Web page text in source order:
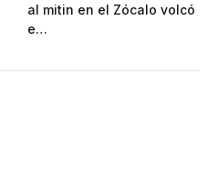
al mitin en el Zócalo volcó
e…